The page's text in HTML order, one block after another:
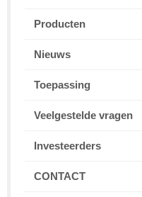
Producten
Nieuws
Toepassing
Veelgestelde vragen
Investeerders
CONTACT